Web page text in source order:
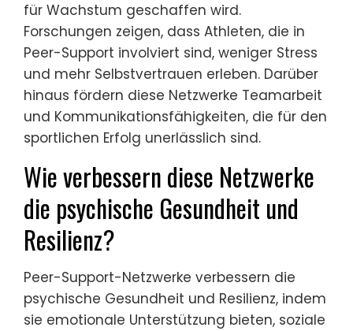
für Wachstum geschaffen wird.
Forschungen zeigen, dass Athleten, die in
Peer-Support involviert sind, weniger Stress
und mehr Selbstvertrauen erleben. Darüber
hinaus fördern diese Netzwerke Teamarbeit
und Kommunikationsfähigkeiten, die für den
sportlichen Erfolg unerlässlich sind.
Wie verbessern diese Netzwerke
die psychische Gesundheit und
Resilienz?
Peer-Support-Netzwerke verbessern die
psychische Gesundheit und Resilienz, indem
sie emotionale Unterstützung bieten, soziale